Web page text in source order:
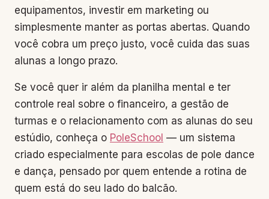
equipamentos, investir em marketing ou
simplesmente manter as portas abertas. Quando
você cobra um preço justo, você cuida das suas
alunas a longo prazo.
Se você quer ir além da planilha mental e ter
controle real sobre o financeiro, a gestão de
turmas e o relacionamento com as alunas do seu
estúdio, conheça o PoleSchool — um sistema
criado especialmente para escolas de pole dance
e dança, pensado por quem entende a rotina de
quem está do seu lado do balcão.